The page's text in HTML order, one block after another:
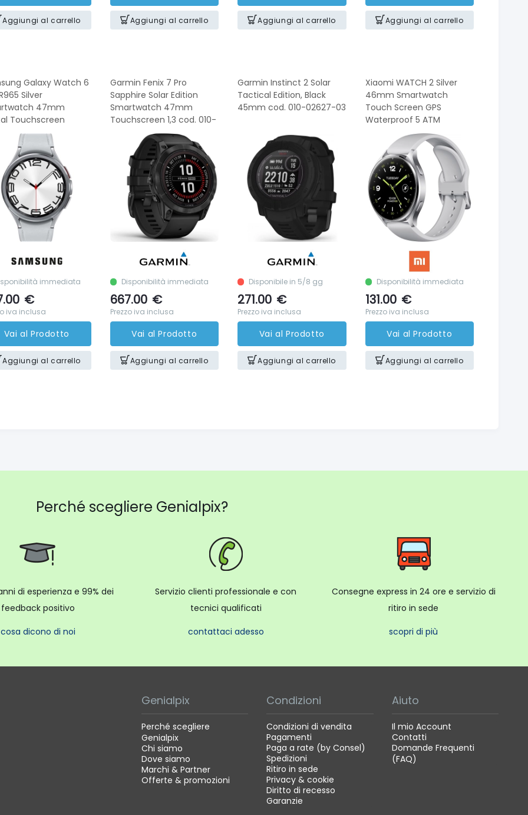
Aggiungi al carrello Aggiungi al carrello Aggiungi al carrello Aggiungi al carrello
Galaxy Watch 6
Silver
47mm
Touchscreen
immediata
€
iva inclusa
Vai al Prodotto
Aggiungi al carrello
Garmin Fenix 7 Pro
Sapphire Solar Edition
Smartwatch 47mm
Touchscreen 1,3 cod. 010-
Disponibilità immediata
667.00 €
Prezzo iva inclusa
Vai al Prodotto
Aggiungi al carrello
Garmin Instinct 2 Solar
Tactical Edition, Black
45mm cod. 010-02627-03
Disponibile in 5/8 gg
271.00 €
Prezzo iva inclusa
Vai al Prodotto
Aggiungi al carrello
Xiaomi WATCH 2 Silver
46mm Smartwatch
Touch Screen GPS
Waterproof 5 ATM
Disponibilità immediata
131.00 €
Prezzo iva inclusa
Vai al Prodotto
Aggiungi al carrello
Perché scegliere Genialpix?
di esperienza e 99% dei
feedback positivo
cosa dicono di noi
Servizio clienti professionale e con
tecnici qualificati
contattaci adesso
Consegne express in 24 ore e servizio di
ritiro in sede
scopri di più
Genialpix
Perché scegliere
Genialpix
Chi siamo
Dove siamo
Marchi & Partner
Offerte & promozioni
Condizioni
Condizioni di vendita
Pagamenti
Paga a rate (by Consel)
Spedizioni
Ritiro in sede
Privacy & cookie
Diritto di recesso
Garanzie
Aiuto
Il mio Account
Contatti
Domande Frequenti
(FAQ)